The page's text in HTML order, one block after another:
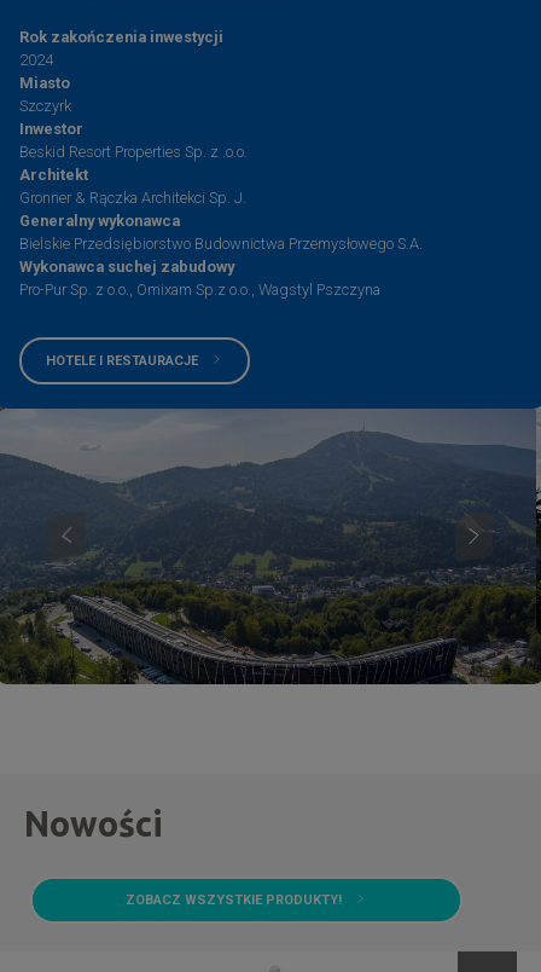
Rok zakończenia inwestycji
2024
Miasto
Szczyrk
Inwestor
Beskid Resort Properties Sp. z .o.o.
Architekt
Gronner & Rączka Architekci Sp. J.
Generalny wykonawca
Bielskie Przedsiębiorstwo Budownictwa Przemysłowego S.A.
Wykonawca suchej zabudowy
Pro-Pur Sp. z o.o., Omixam Sp.z o.o., Wagstyl Pszczyna
HOTELE I RESTAURACJE
Nowości
ZOBACZ WSZYSTKIE PRODUKTY!